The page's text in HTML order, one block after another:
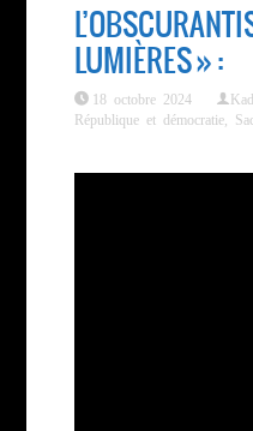
LUMIÈRES » :
18 octobre 2024
République et démocratie